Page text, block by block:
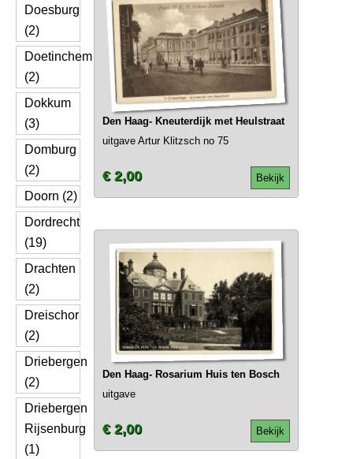
Doesburg
(2)
Doetinchem
(2)
Dokkum
(3)
Domburg
(2)
Doorn (2)
Dordrecht
(19)
Drachten
(2)
Dreischor
(2)
Driebergen
(2)
Driebergen
Rijsenburg
(1)
Den Haag- Kneuterdijk met Heulstraat
uitgave Artur Klitzsch no 75
Bekijk
€ 2,00
Den Haag- Rosarium Huis ten Bosch
uitgave
Bekijk
€ 2,00